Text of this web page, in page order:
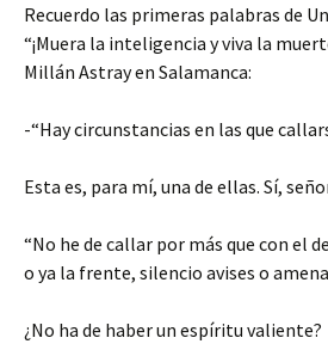
Recuerdo las primeras palabras de
“¡Muera la inteligencia y viva la
Millán Astray en Salamanca:
-“Hay circunstancias en las que
Esta es, para mí, una de ellas. Sí,
“No he de callar por más que con el
o ya la frente, silencio avises o
¿No ha de haber un espíritu valiente?